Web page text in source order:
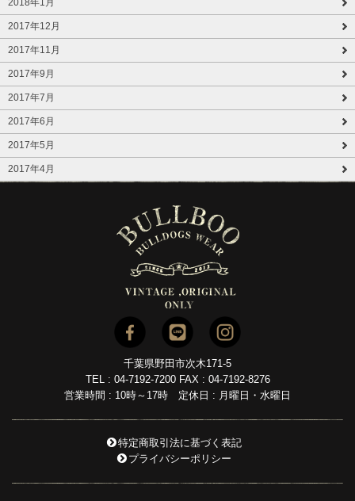
2018年1月
2017年12月
2017年11月
2017年9月
2017年7月
2017年6月
2017年5月
2017年4月
千葉県野田市次木171-5
TEL : 04-7192-7200 FAX : 04-7192-8276
営業時間 : 10時～17時 定休日 : 月曜日・水曜日
特定商取引法に基づく表記
プライバシーポリシー